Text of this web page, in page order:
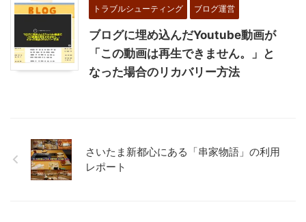
トラブルシューティング ブログ運営
ブログに埋め込んだYoutube動画が
「この動画は再生できません。」と
なった場合のリカバリー方法
さいたま新都心にある「串家物語」の利用
レポート